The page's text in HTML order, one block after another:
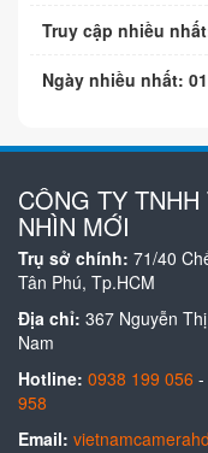
Truy cập nhiều
Ngày nhiều nhất:
CÔNG TY
NHÌN MỚI
Trụ sở chính: 71/40
Tân Phú, Tp.HCM
Địa chỉ: 367 Nguyễn
Nam
Hotline: 0938 199 056 -
958
Email: